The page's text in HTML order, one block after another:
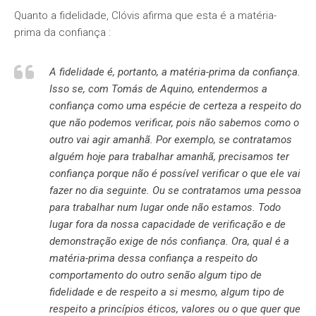
Quanto a fidelidade, Clóvis afirma que esta é a matéria-
prima da confiança :
A fidelidade é, portanto, a matéria-prima da confiança.
Isso se, com Tomás de Aquino, entendermos a
confiança como uma espécie de certeza a respeito do
que não podemos verificar, pois não sabemos como o
outro vai agir amanhã. Por exemplo, se contratamos
alguém hoje para trabalhar amanhã, precisamos ter
confiança porque não é possível verificar o que ele vai
fazer no dia seguinte. Ou se contratamos uma pessoa
para trabalhar num lugar onde não estamos. Todo
lugar fora da nossa capacidade de verificação e de
demonstração exige de nós confiança. Ora, qual é a
matéria-prima dessa confiança a respeito do
comportamento do outro senão algum tipo de
fidelidade e de respeito a si mesmo, algum tipo de
respeito a princípios éticos, valores ou o que quer que